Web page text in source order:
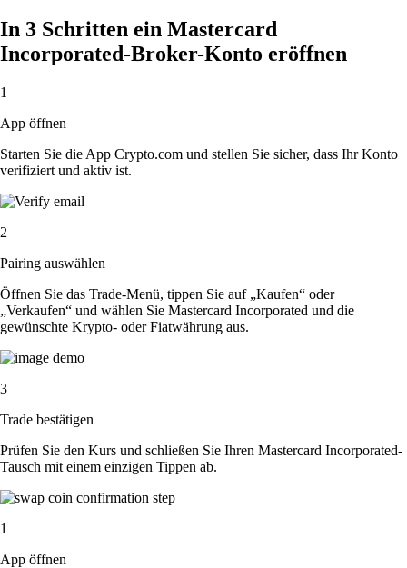
In 3 Schritten ein Mastercard
Incorporated-Broker-Konto eröffnen
1
App öffnen
Starten Sie die App Crypto.com und stellen Sie sicher, dass Ihr Konto
verifiziert und aktiv ist.
2
Pairing auswählen
Öffnen Sie das Trade-Menü, tippen Sie auf „Kaufen“ oder
„Verkaufen“ und wählen Sie Mastercard Incorporated und die
gewünschte Krypto- oder Fiatwährung aus.
3
Trade bestätigen
Prüfen Sie den Kurs und schließen Sie Ihren Mastercard Incorporated-
Tausch mit einem einzigen Tippen ab.
1
App öffnen